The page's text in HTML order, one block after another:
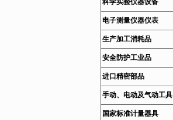
科学实验仪器设备
电子测量仪器仪表
生产加工消耗品
安全防护工业品
进口精密部品
手动、电动及气动工具
国家标准计量器具